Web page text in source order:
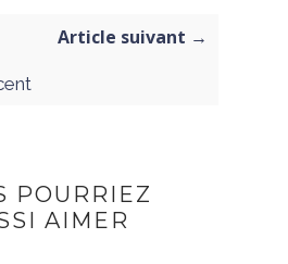
Article suivant →
POURRIEZ
AIMER